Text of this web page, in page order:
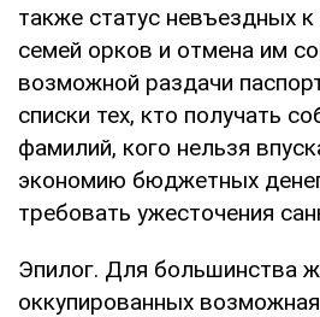
также статус невъездных к
семей орков и отмена им
возможной раздачи
списки тех, кто получать
фамилий, кого нельзя
экономию бюджетных
требовать ужесточения
Эпилог. Для большинства
оккупированных